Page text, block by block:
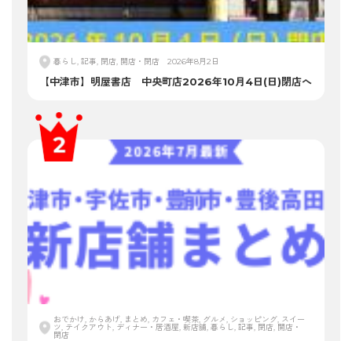
暮らし, 記事, 閉店, 開店・閉店 2026年8月2日
【中津市】明屋書店 中央町店2026年10月4日(日)閉店へ
おでかけ, からあげ, まとめ, カフェ・喫茶, グルメ, ショッピング, スイー
ツ, テイクアウト, ディナー・居酒屋, 新店舗, 暮らし, 記事, 閉店, 開店・
閉店